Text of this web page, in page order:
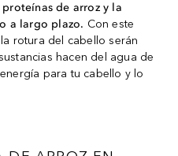
de arroz y la
a largo plazo. Con este
rotura del cabello serán
hacen del agua de
para tu cabello y lo